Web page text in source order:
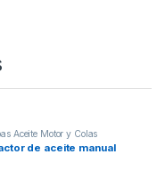
Aceite Motor y Colas
de aceite manual